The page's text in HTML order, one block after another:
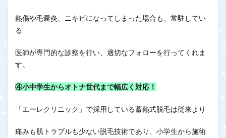
熱傷や毛嚢炎、ニキビになってしまった場合も、常駐してい
る
医師が専門的な診察を行い、適切なフォローを行ってくれま
す。
④小中学生からオトナ世代まで幅広く対応！
「エーレクリニック」で採用している蓄熱式脱毛は従来より
痛みも肌トラブルも少ない脱毛技術であり、小学生から施術